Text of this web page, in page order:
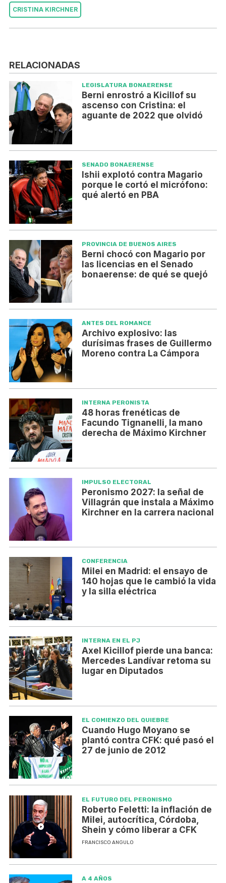
CRISTINA KIRCHNER
RELACIONADAS
LEGISLATURA BONAERENSE
Berni enrostró a Kicillof su
ascenso con Cristina: el
aguante de 2022 que olvidó
SENADO BONAERENSE
Ishii explotó contra Magario
porque le cortó el micrófono:
qué alertó en PBA
PROVINCIA DE BUENOS AIRES
Berni chocó con Magario por
las licencias en el Senado
bonaerense: de qué se quejó
ANTES DEL ROMANCE
Archivo explosivo: las
durísimas frases de Guillermo
Moreno contra La Cámpora
INTERNA PERONISTA
48 horas frenéticas de
Facundo Tignanelli, la mano
derecha de Máximo Kirchner
IMPULSO ELECTORAL
Peronismo 2027: la señal de
Villagrán que instala a Máximo
Kirchner en la carrera nacional
CONFERENCIA
Milei en Madrid: el ensayo de
140 hojas que le cambió la vida
y la silla eléctrica
INTERNA EN EL PJ
Axel Kicillof pierde una banca:
Mercedes Landívar retoma su
lugar en Diputados
EL COMIENZO DEL QUIEBRE
Cuando Hugo Moyano se
plantó contra CFK: qué pasó el
27 de junio de 2012
EL FUTURO DEL PERONISMO
Roberto Feletti: la inflación de
Milei, autocrítica, Córdoba,
Shein y cómo liberar a CFK
FRANCISCO ANGULO
A 4 AÑOS